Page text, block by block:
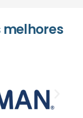
melhores